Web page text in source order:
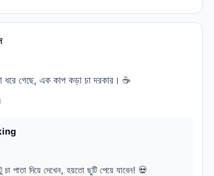
ধরে গেছে, এক কাপ কড়া চা দরকার। ☕
পাতা দিয়ে দেখেন, হয়তো ছুটি পেয়ে যাবেন! 💀